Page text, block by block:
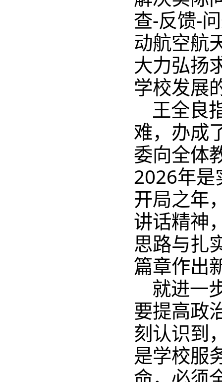
查-反馈-
动航空航
大力弘扬
学校发展
王全良
难，办成
委向全体
2026年是
开局之年
讲话精神
思路与扎
篇章作出
就进一
要提高政
刻认识到
是学校服